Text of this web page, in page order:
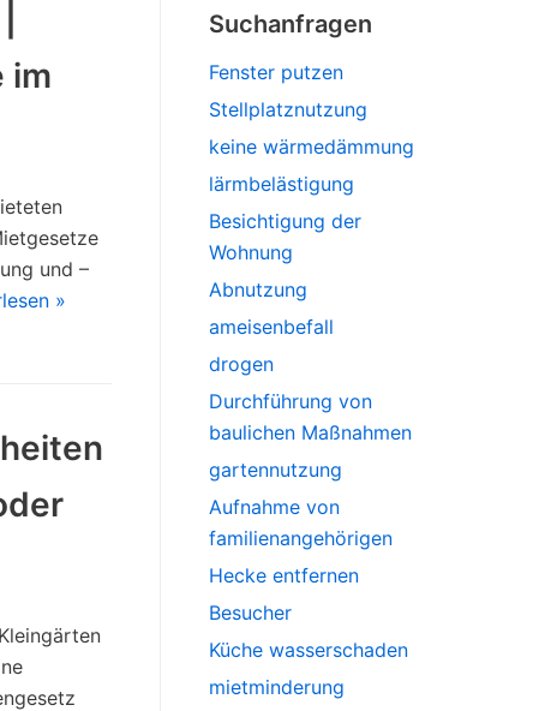
im
und –
»
Suchanfragen
Fenster putzen
Stellplatznutzung
keine wärmedämmung
lärmbelästigung
Besichtigung der
Wohnung
Abnutzung
ameisenbefall
drogen
Durchführung von
baulichen Maßnahmen
gartennutzung
Aufnahme von
familienangehörigen
Hecke entfernen
Besucher
Küche wasserschaden
mietminderung